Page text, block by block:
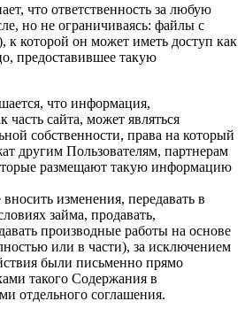
что ответственность за любую
но не ограничиваясь: файлы с
к которой он может иметь доступ как
предоставившее такую
что информация,
часть сайта, может являться
собственности, права на который
другим Пользователям, партнерам
размещают такую информацию
изменения, передавать в
займа, продавать,
производные работы на основе
или в части), за исключением
были письменно прямо
такого Содержания в
отдельного соглашения.